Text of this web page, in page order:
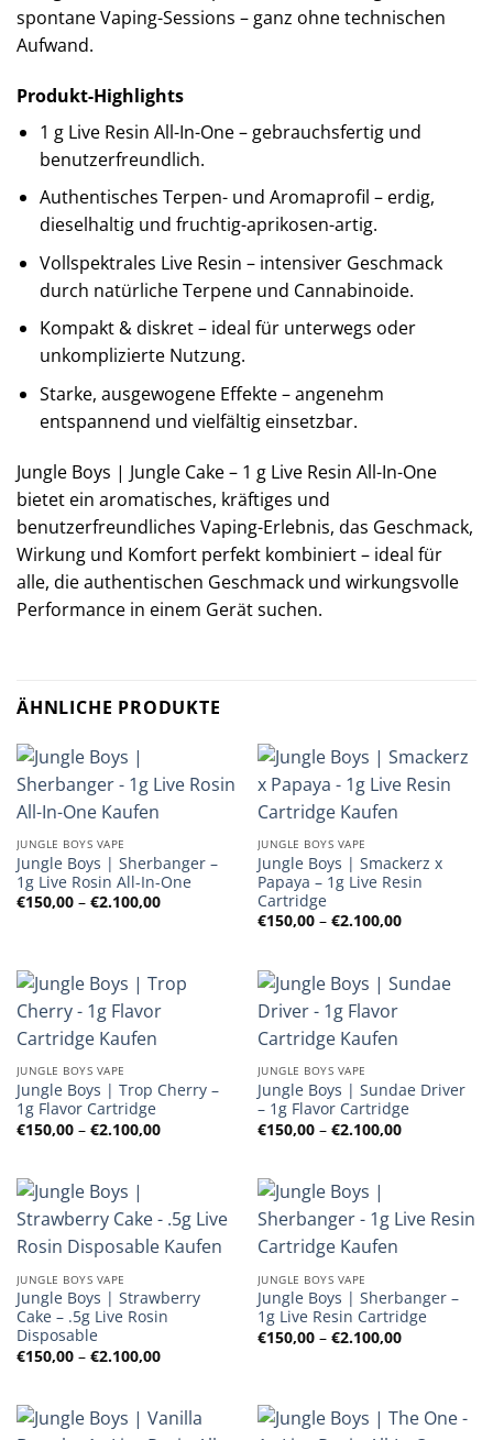
spontane Vaping-Sessions – ganz ohne technischen
Aufwand.
Produkt-Highlights
1 g Live Resin All-In-One – gebrauchsfertig und
benutzerfreundlich.
Authentisches Terpen- und Aromaprofil – erdig,
dieselhaltig und fruchtig-aprikosen-artig.
Vollspektrales Live Resin – intensiver Geschmack
durch natürliche Terpene und Cannabinoide.
Kompakt & diskret – ideal für unterwegs oder
unkomplizierte Nutzung.
Starke, ausgewogene Effekte – angenehm
entspannend und vielfältig einsetzbar.
Jungle Boys | Jungle Cake – 1 g Live Resin All-In-One
bietet ein aromatisches, kräftiges und
benutzerfreundliches Vaping-Erlebnis, das Geschmack,
Wirkung und Komfort perfekt kombiniert – ideal für
alle, die authentischen Geschmack und wirkungsvolle
Performance in einem Gerät suchen.
ÄHNLICHE PRODUKTE
JUNGLE BOYS VAPE
Jungle Boys | Sherbanger –
1g Live Rosin All-In-One
€150,00 – €2.100,00Preisspanne:
JUNGLE BOYS VAPE
Jungle Boys | Smackerz x
Papaya – 1g Live Resin
Cartridge
€150,00 – €2.100,00
JUNGLE BOYS VAPE
Jungle Boys | Trop Cherry –
1g Flavor Cartridge
€150,00 – €2.100,00Preisspanne:
€150,00
JUNGLE BOYS VAPE
Jungle Boys | Sundae Driver
– 1g Flavor Cartridge
€150,00 – €2.100,00
€150,00
JUNGLE BOYS VAPE
Jungle Boys | Strawberry
Cake – .5g Live Rosin
Disposable
€150,00 – €2.100,00Preisspanne:
€150,00
JUNGLE BOYS VAPE
Jungle Boys | Sherbanger –
1g Live Resin Cartridge
€150,00 – €2.100,00
€150,00